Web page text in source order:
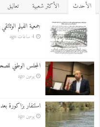
اﻷحدث اﻷكثر شعبية تعاليق
جمعية الفيلم
4 ساعات ago
المجلس الوطني
يومين ago
استنفار بزاكورة
يومين ago